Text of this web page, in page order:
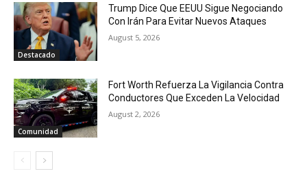
Destacado
Trump Dice Que EEUU Sigue Negociando
Con Irán Para Evitar Nuevos Ataques
August 5, 2026
Comunidad
Fort Worth Refuerza La Vigilancia Contra
Conductores Que Exceden La Velocidad
August 2, 2026